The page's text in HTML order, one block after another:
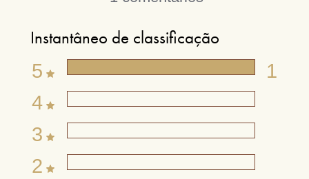
Instantâneo de classificação
5
1
4
3
2